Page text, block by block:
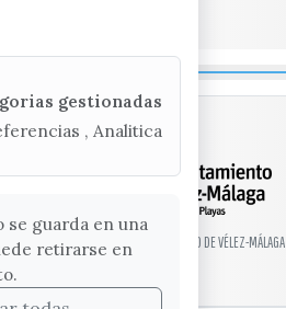
© EXCMO. AYUNTAMIENTO DE VÉLEZ-MÁLAGA
gestionadas
, Analitica
guarda en una
retirarse en